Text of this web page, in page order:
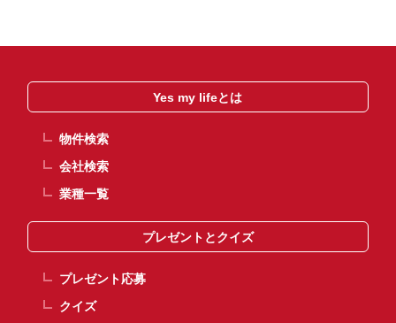
Yes my lifeとは
物件検索
会社検索
業種一覧
プレゼントとクイズ
プレゼント応募
クイズ